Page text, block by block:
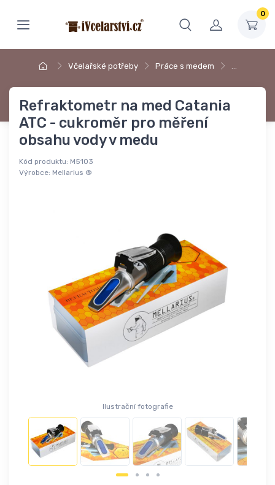
0
Včelařské potřeby Práce s medem …
Refraktometr na med Catania
ATC - cukroměr pro měření
obsahu vody v medu
Kód produktu: M5103
Výrobce: Mellarius ®
Ilustrační fotografie